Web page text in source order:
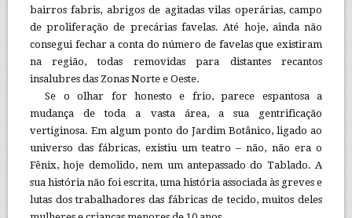
bairros fabris, abrigos de agitadas vilas operárias, campo
de proliferação de precárias favelas. Até hoje, ainda não
consegui fechar a conta do número de favelas que existiram
na região, todas removidas para distantes recantos
insalubres das Zonas Norte e Oeste.
Se o olhar for honesto e frio, parece espantosa a
mudança de toda a vasta área, a sua gentrificação
vertiginosa. Em algum ponto do Jardim Botânico, ligado ao
universo das fábricas, existiu um teatro – não, não era o
Fênix, hoje demolido, nem um antepassado do Tablado. A
sua história não foi escrita, uma história associada às greves e
lutas dos trabalhadores das fábricas de tecido, muitos deles